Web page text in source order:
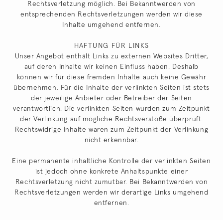
Rechtsverletzung möglich. Bei Bekanntwerden von
entsprechenden Rechtsverletzungen werden wir diese
Inhalte umgehend entfernen.
HAFTUNG FÜR LINKS
Unser Angebot enthält Links zu externen Websites Dritter,
auf deren Inhalte wir keinen Einfluss haben. Deshalb
können wir für diese fremden Inhalte auch keine Gewähr
übernehmen. Für die Inhalte der verlinkten Seiten ist stets
der jeweilige Anbieter oder Betreiber der Seiten
verantwortlich. Die verlinkten Seiten wurden zum Zeitpunkt
der Verlinkung auf mögliche Rechtsverstöße überprüft.
Rechtswidrige Inhalte waren zum Zeitpunkt der Verlinkung
nicht erkennbar.
Eine permanente inhaltliche Kontrolle der verlinkten Seiten
ist jedoch ohne konkrete Anhaltspunkte einer
Rechtsverletzung nicht zumutbar. Bei Bekanntwerden von
Rechtsverletzungen werden wir derartige Links umgehend
entfernen.